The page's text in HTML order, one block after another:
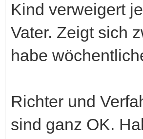
Kind verweigert
Vater. Zeigt sich
habe
Richter und
sind ganz OK.